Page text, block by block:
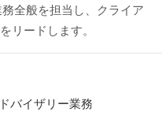
全般を担当し、クライア
リードします。
バイザリー業務